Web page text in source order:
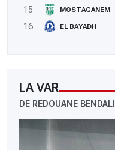
15
MOSTAGANEM
16
EL BAYADH
LA VAR
DE REDOUANE BENDALI